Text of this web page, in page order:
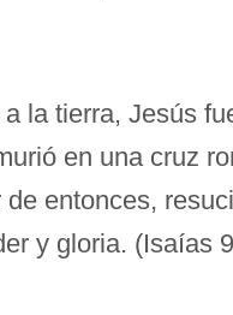
la tierra, Jesús
en una cruz
entonces,
y gloria. (Isaías